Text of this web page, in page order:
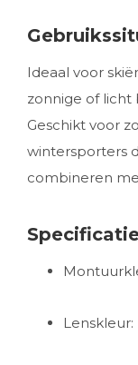
Ideaal voor
zonnige of
Geschikt voor
wintersporters
combineren